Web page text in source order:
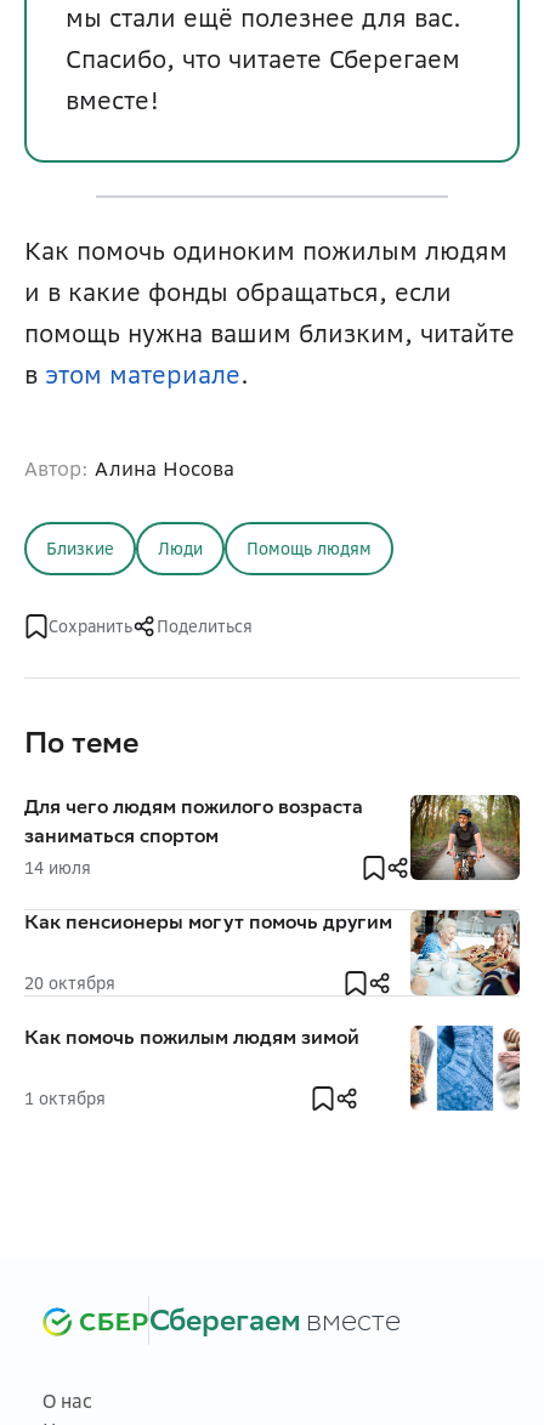
мы стали ещё полезнее для вас.
Спасибо, что читаете Сберегаем
вместе!
Как помочь одиноким пожилым людям
и в какие фонды обращаться, если
помощь нужна вашим близким, читайте
в этом материале.
Автор: Алина Носова
Близкие Люди Помощь людям
Сохранить Поделиться
По теме
Для чего людям пожилого возраста
заниматься спортом
14 июля
Как пенсионеры могут помочь другим
20 октября
Как помочь пожилым людям зимой
1 октября
Сберегаем вместе
О нас